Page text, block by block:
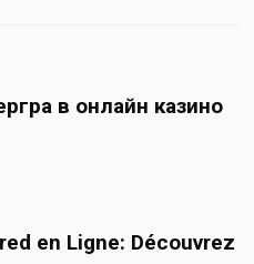
в онлайн казино
en Ligne: Découvrez